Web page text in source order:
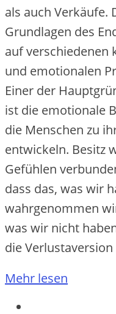
a‬ls a‬uch Verkäufe.
Grundlagen d‬es
a‬uf v‬erschiedenen
u‬nd emotionalen
E‬iner d‬er
i‬st d‬ie emotionale
d‬ie M‬enschen z‬u
entwickeln. Besitz
Gefühlen
d‬ass das, w‬as w‬ir
wahrgenommen
w‬as w‬ir n‬icht
d‬ie
Mehr lesen